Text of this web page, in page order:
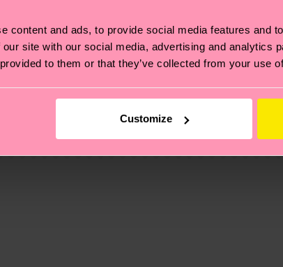
content and ads, to provide social media features and
site with our social media, advertising and analytics
to them or that they’ve collected from your use
Customize
– es geht auch um eine ethische
Tipps und Tricks findest du auf unserer
unsere länderspezifische Versandübersicht